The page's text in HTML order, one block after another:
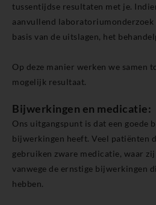
tussentijdse resultaten met je.
aanvullend laboratoriumonderzoek
basis van de uitslagen, het
Op deze manier werken we samen
mogelijk resultaat.
Bijwerkingen en medicatie:
Ons uitgangspunt is dat een goede
bijwerkingen heeft. Veel patiënten
gebruiken zware medicatie, waar
vanwege de ernstige bijwerkingen
hebben.